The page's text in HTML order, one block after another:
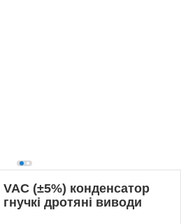
(±5%) конденсатор
дротяні виводи